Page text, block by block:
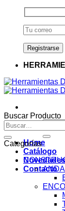
por:
Home
Catálogo
Novedades
Contacto
Buscar Producto
Buscar
por:
Categorías